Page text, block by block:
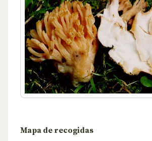
Mapa de recogidas